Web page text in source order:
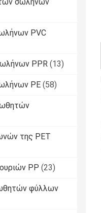
PVC
PPR (13)
PE (58)
της PET
PP (23)
φύλλων